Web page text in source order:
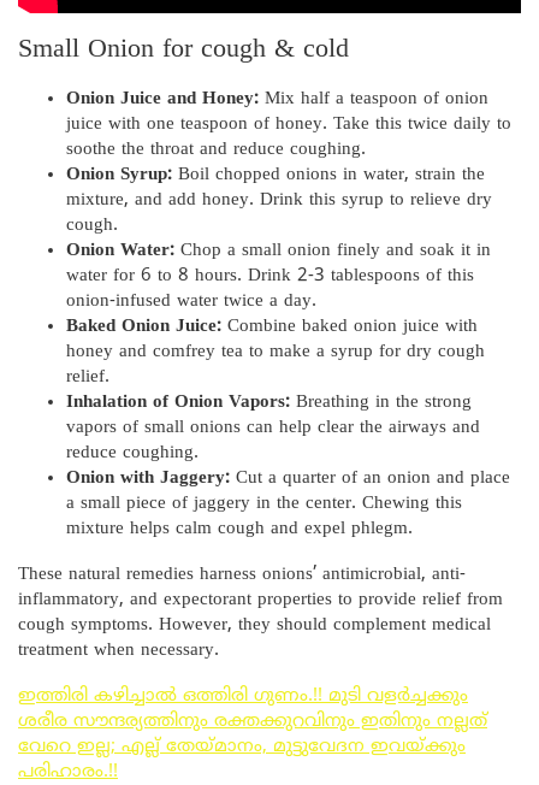
Small Onion for cough & cold
Onion Juice and Honey: Mix half a teaspoon of onion
juice with one teaspoon of honey. Take this twice daily to
soothe the throat and reduce coughing.
Onion Syrup: Boil chopped onions in water, strain the
mixture, and add honey. Drink this syrup to relieve dry
cough.
Onion Water: Chop a small onion finely and soak it in
water for 6 to 8 hours. Drink 2-3 tablespoons of this
onion-infused water twice a day.
Baked Onion Juice: Combine baked onion juice with
honey and comfrey tea to make a syrup for dry cough
relief.
Inhalation of Onion Vapors: Breathing in the strong
vapors of small onions can help clear the airways and
reduce coughing.
Onion with Jaggery: Cut a quarter of an onion and place
a small piece of jaggery in the center. Chewing this
mixture helps calm cough and expel phlegm.
These natural remedies harness onions’ antimicrobial, anti-
inflammatory, and expectorant properties to provide relief from
cough symptoms. However, they should complement medical
treatment when necessary.
ഇത്തിരി കഴിച്ചാൽ ഒത്തിരി ഗുണം.!! മുടി വളർച്ചക്കും
ശരീര സൗന്ദര്യത്തിനും രക്തക്കുറവിനും ഇതിനും നല്ലത്
വേറെ ഇല്ല; എല്ല് തേയ്മാനം, മുട്ടുവേദന ഇവയ്ക്കും
പരിഹാരം.!!